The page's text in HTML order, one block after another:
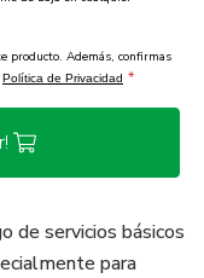
producto. Además, confirmas
Política de Privacidad *
de servicios básicos
para